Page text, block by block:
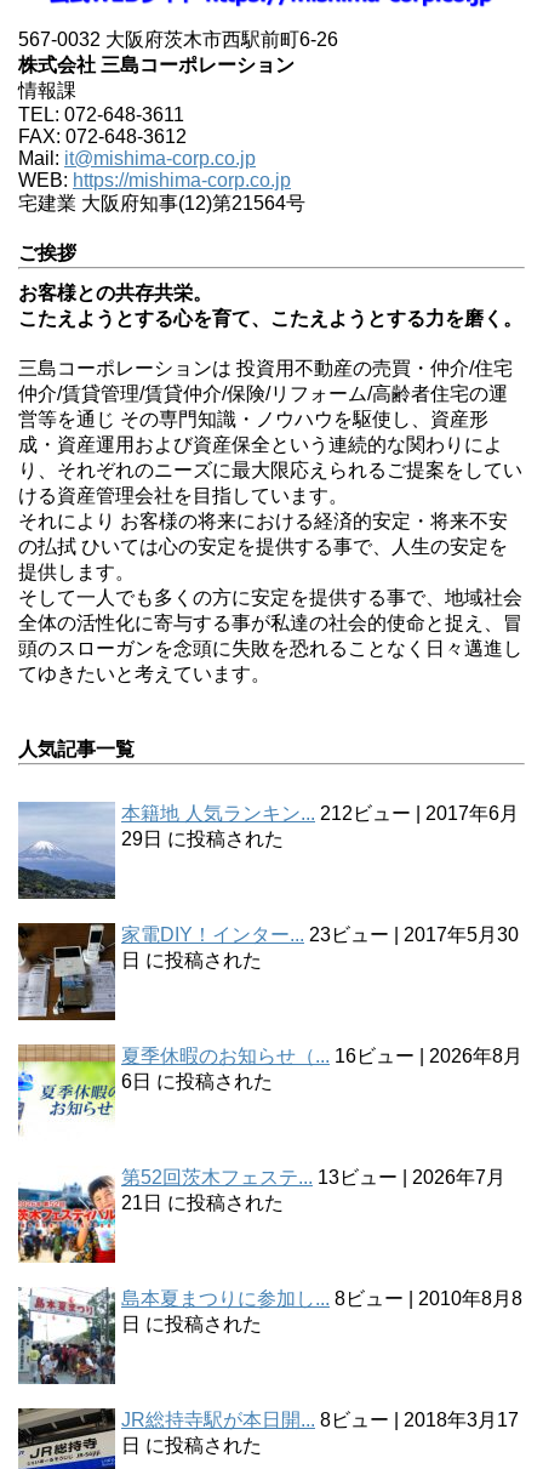
567-0032 大阪府茨木市西駅前町6-26
株式会社 三島コーポレーション
情報課
TEL: 072-648-3611
FAX: 072-648-3612
Mail: it@mishima-corp.co.jp
WEB: https://mishima-corp.co.jp
宅建業 大阪府知事(12)第21564号
ご挨拶
お客様との共存共栄。
こたえようとする心を育て、こたえようとする力を磨く。
三島コーポレーションは 投資用不動産の売買・仲介/住宅
仲介/賃貸管理/賃貸仲介/保険/リフォーム/高齢者住宅の運
営等を通じ その専門知識・ノウハウを駆使し、資産形
成・資産運用および資産保全という連続的な関わりによ
り、それぞれのニーズに最大限応えられるご提案をしてい
ける資産管理会社を目指しています。
それにより お客様の将来における経済的安定・将来不安
の払拭 ひいては心の安定を提供する事で、人生の安定を
提供します。
そして一人でも多くの方に安定を提供する事で、地域社会
全体の活性化に寄与する事が私達の社会的使命と捉え、冒
頭のスローガンを念頭に失敗を恐れることなく日々邁進し
てゆきたいと考えています。
人気記事一覧
本籍地 人気ランキン... 212ビュー
2017年6月
29日 に投稿された
家電DIY！インター... 23ビュー
2017年5月30
日 に投稿された
夏季休暇のお知らせ（... 16ビュー
2026年8月
6日 に投稿された
第52回茨木フェステ... 13ビュー
2026年7月
21日 に投稿された
島本夏まつりに参加し... 8ビュー
2010年8月8
日 に投稿された
JR総持寺駅が本日開... 8ビュー
2018年3月17
日 に投稿された